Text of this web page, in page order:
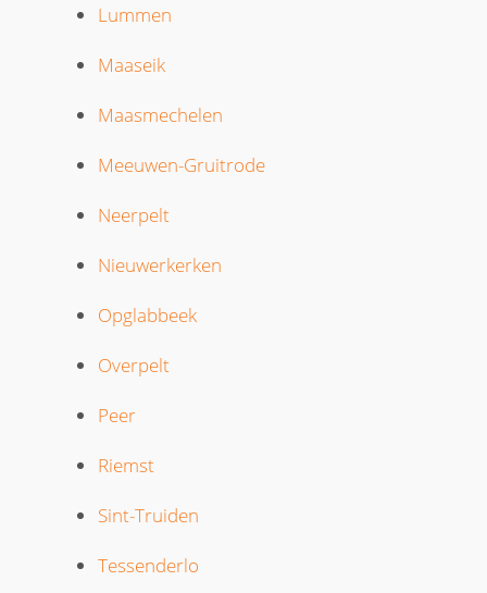
Lummen
Maaseik
Maasmechelen
Meeuwen-Gruitrode
Neerpelt
Nieuwerkerken
Opglabbeek
Overpelt
Peer
Riemst
Sint-Truiden
Tessenderlo